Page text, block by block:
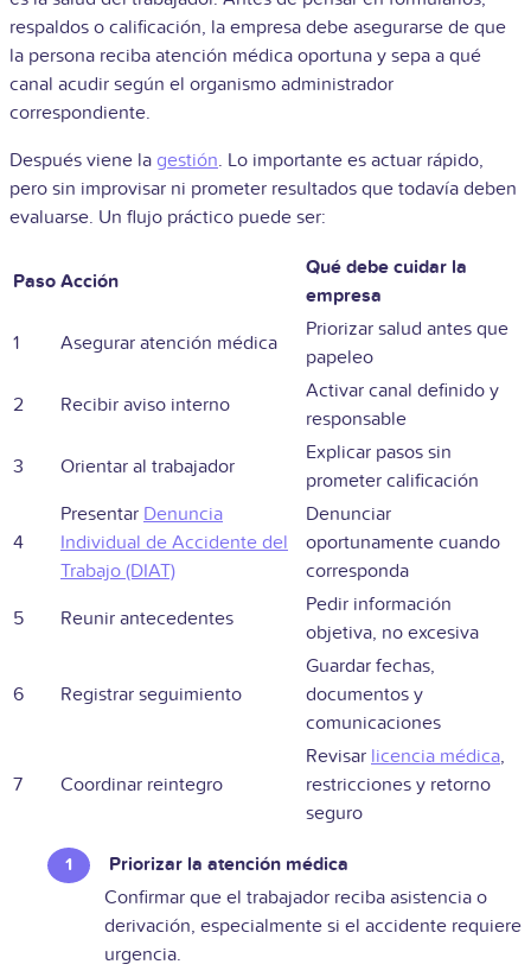
respaldos o calificación, la empresa debe asegurarse de que
la persona reciba atención médica oportuna y sepa a qué
canal acudir según el organismo administrador
correspondiente.
Después viene la gestión. Lo importante es actuar rápido,
pero sin improvisar ni prometer resultados que todavía deben
evaluarse. Un flujo práctico puede ser:
Paso Acción
Qué debe cuidar la
empresa
1
Asegurar atención médica
Priorizar salud antes que
papeleo
2
Recibir aviso interno
Activar canal definido y
responsable
3
Orientar al trabajador
Explicar pasos sin
prometer calificación
4
Presentar Denuncia
Individual de Accidente del
Trabajo (DIAT)
Denunciar
oportunamente cuando
corresponda
5
Reunir antecedentes
Pedir información
objetiva, no excesiva
6 Registrar seguimiento
Guardar fechas,
documentos y
comunicaciones
7 Coordinar reintegro
Revisar licencia médica,
restricciones y retorno
seguro
Priorizar la atención médica
Confirmar que el trabajador reciba asistencia o
derivación, especialmente si el accidente requiere
urgencia.